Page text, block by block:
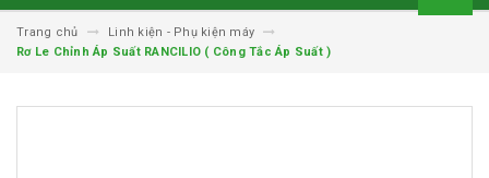
Trang chủ
Linh kiện - Phụ kiện máy
Rơ Le Chỉnh Áp Suất RANCILIO ( Công Tắc Áp Suất )